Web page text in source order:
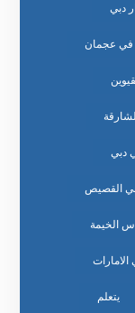
دبي
في عجمان
دبي
القصيص
الخيمة
الامارات
يتعلم